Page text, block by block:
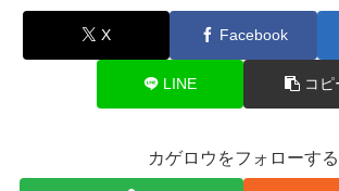
X Facebook
LINE コピ
カゲロウをフォローする